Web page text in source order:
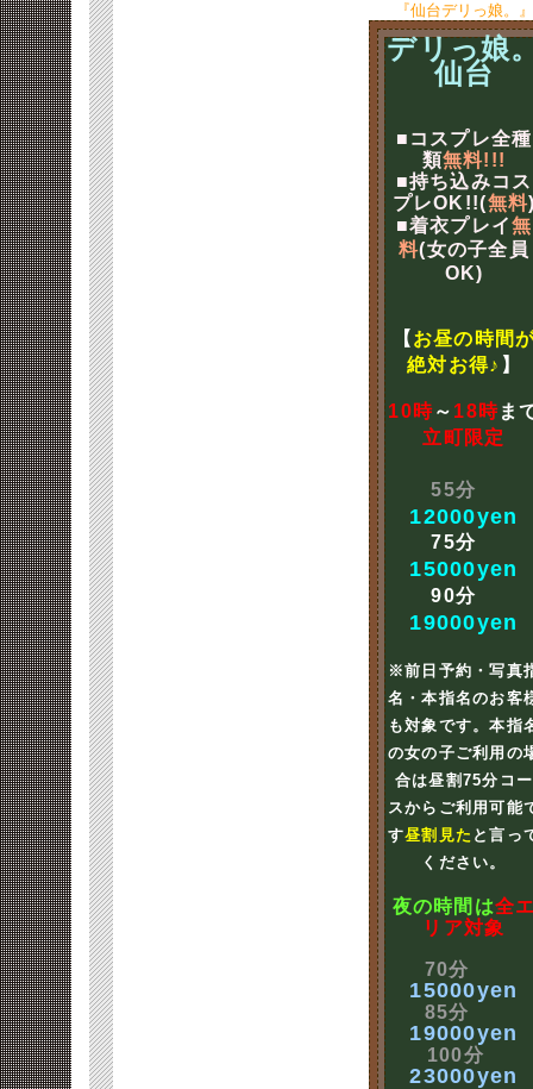
『仙台デリっ娘。』
デリっ娘
仙台
■コスプレ全種
類無料!!!
■持ち込みコス
プレOK!!(無料
■着衣プレイ無
料(女の子全員
OK)
【 お昼の時間
絶対お得♪ 】
10時～ 18時ま
立町限定
55分
12000yen
75分
15000yen
90分
19000yen
※前日予約・写真
名・本指名のお客
も対象です。本指
の女の子ご利用の
合は昼割75分コー
スからご利用可能
す昼割見た と言っ
ください。
夜の時間は全
リア対象
70分
15000yen
85分
19000yen
100分
23000yen